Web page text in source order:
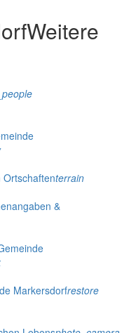
Weitere
terrain
&
Markersdorfrestore